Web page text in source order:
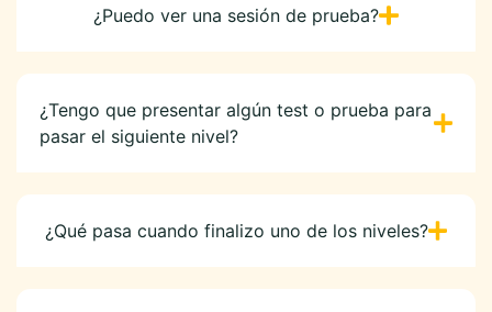
¿Puedo ver una sesión de prueba?
¿Tengo que presentar algún test o prueba para
pasar el siguiente nivel?
¿Qué pasa cuando finalizo uno de los niveles?